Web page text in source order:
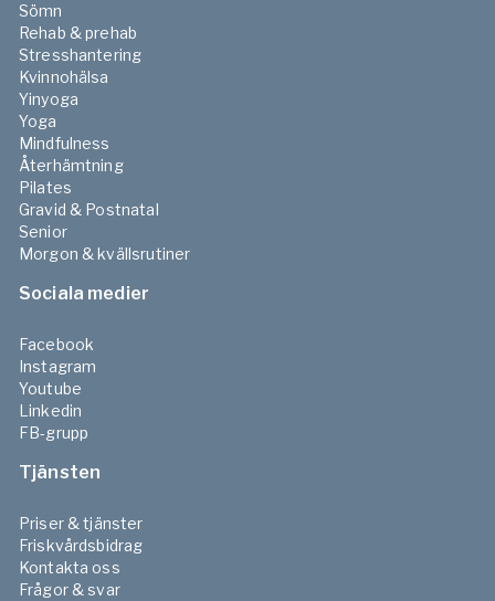
Sömn
Rehab & prehab
Stresshantering
Kvinnohälsa
Yinyoga
Yoga
Mindfulness
Återhämtning
Pilates
Gravid & Postnatal
Senior
Morgon & kvällsrutiner
Sociala medier
Facebook
Instagram
Youtube
Linkedin
FB-grupp
Tjänsten
Priser & tjänster
Friskvårdsbidrag
Kontakta oss
Frågor & svar